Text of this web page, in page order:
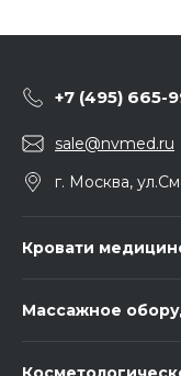
+7 (495) 665-
sale@nvmed.ru
г. Москва,
Кровати
Массажное